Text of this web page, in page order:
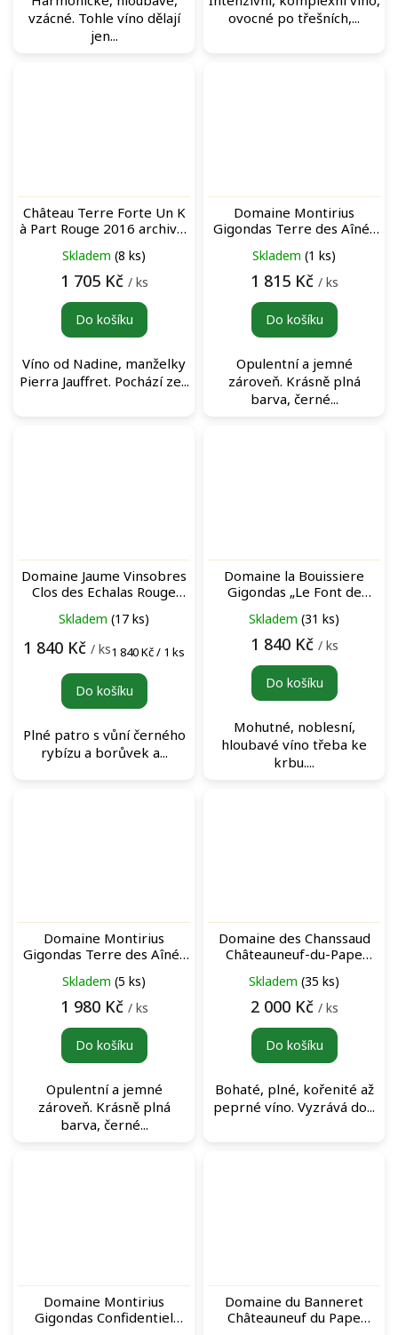
vzácné. Tohle víno dělají
jen...
ovocné po třešních,...
Château Terre Forte Un K
à Part Rouge 2016 archivní
Skladem (8 ks)
1 705 Kč / ks
Do košíku
Víno od Nadine, manželky
Pierra Jauffret. Pochází ze...
Domaine Montirius
Gigondas Terre des Aînés
červené víno
Skladem (1 ks)
1 815 Kč / ks
Do košíku
Opulentní a jemné
zároveň. Krásně plná
barva, černé...
Domaine Jaume Vinsobres
Clos des Echalas Rouge
Skladem (17 ks)
1 840 Kč / ksMěrná
1 840 Kč / 1 ks
Do košíku
Plné patro s vůní černého
rybízu a borůvek a...
Domaine la Bouissiere
Gigondas „Le Font de
Skladem (31 ks)
1 840 Kč / ks
Do košíku
Mohutné, noblesní,
hloubavé víno třeba ke
krbu....
Domaine Montirius
Gigondas Terre des Aînés
červené víno
Skladem (5 ks)
1 980 Kč / ks
Do košíku
Opulentní a jemné
zároveň. Krásně plná
barva, černé...
Domaine des Chanssaud
Châteauneuf-du-Pape
červené víno
Skladem (35 ks)
2 000 Kč / ks
Do košíku
Bohaté, plné, kořenité až
peprné víno. Vyzrává do...
Domaine Montirius
Gigondas Confidentiel
Domaine du Banneret
Châteauneuf du Pape